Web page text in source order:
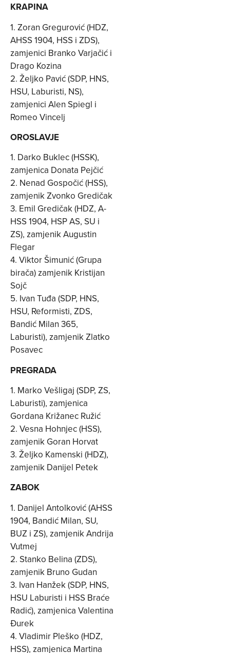
KRAPINA
1. Zoran Gregurović (HDZ,
AHSS 1904, HSS i ZDS),
zamjenici Branko Varjačić i
Drago Kozina
2. Željko Pavić (SDP, HNS,
HSU, Laburisti, NS),
zamjenici Alen Spiegl i
Romeo Vincelj
OROSLAVJE
1. Darko Buklec (HSSK),
zamjenica Donata Pejčić
2. Nenad Gospočić (HSS),
zamjenik Zvonko Gredičak
3. Emil Gredičak (HDZ, A-
HSS 1904, HSP AS, SU i
ZS), zamjenik Augustin
Flegar
4. Viktor Šimunić (Grupa
birača) zamjenik Kristijan
Sojč
5. Ivan Tuđa (SDP, HNS,
HSU, Reformisti, ZDS,
Bandić Milan 365,
Laburisti), zamjenik Zlatko
Posavec
PREGRADA
1. Marko Vešligaj (SDP, ZS,
Laburisti), zamjenica
Gordana Križanec Ružić
2. Vesna Hohnjec (HSS),
zamjenik Goran Horvat
3. Željko Kamenski (HDZ),
zamjenik Danijel Petek
ZABOK
1. Danijel Antolković (AHSS
1904, Bandić Milan, SU,
BUZ i ZS), zamjenik Andrija
Vutmej
2. Stanko Belina (ZDS),
zamjenik Bruno Gudan
3. Ivan Hanžek (SDP, HNS,
HSU Laburisti i HSS Braće
Radić), zamjenica Valentina
Đurek
4. Vladimir Pleško (HDZ,
HSS), zamjenica Martina